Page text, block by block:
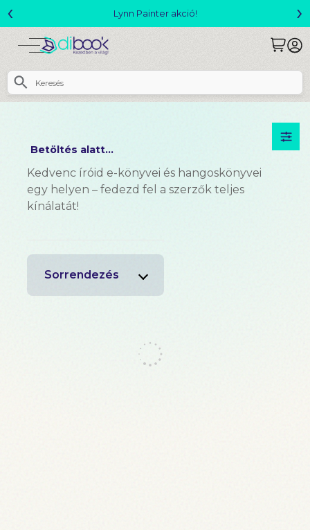
Lynn Painter akció!
‹ ›
Betöltés alatt...
Kedvenc íróid e-könyvei és hangoskönyvei
egy helyen – fedezd fel a szerzők teljes
kínálatát!
Sorrendezés